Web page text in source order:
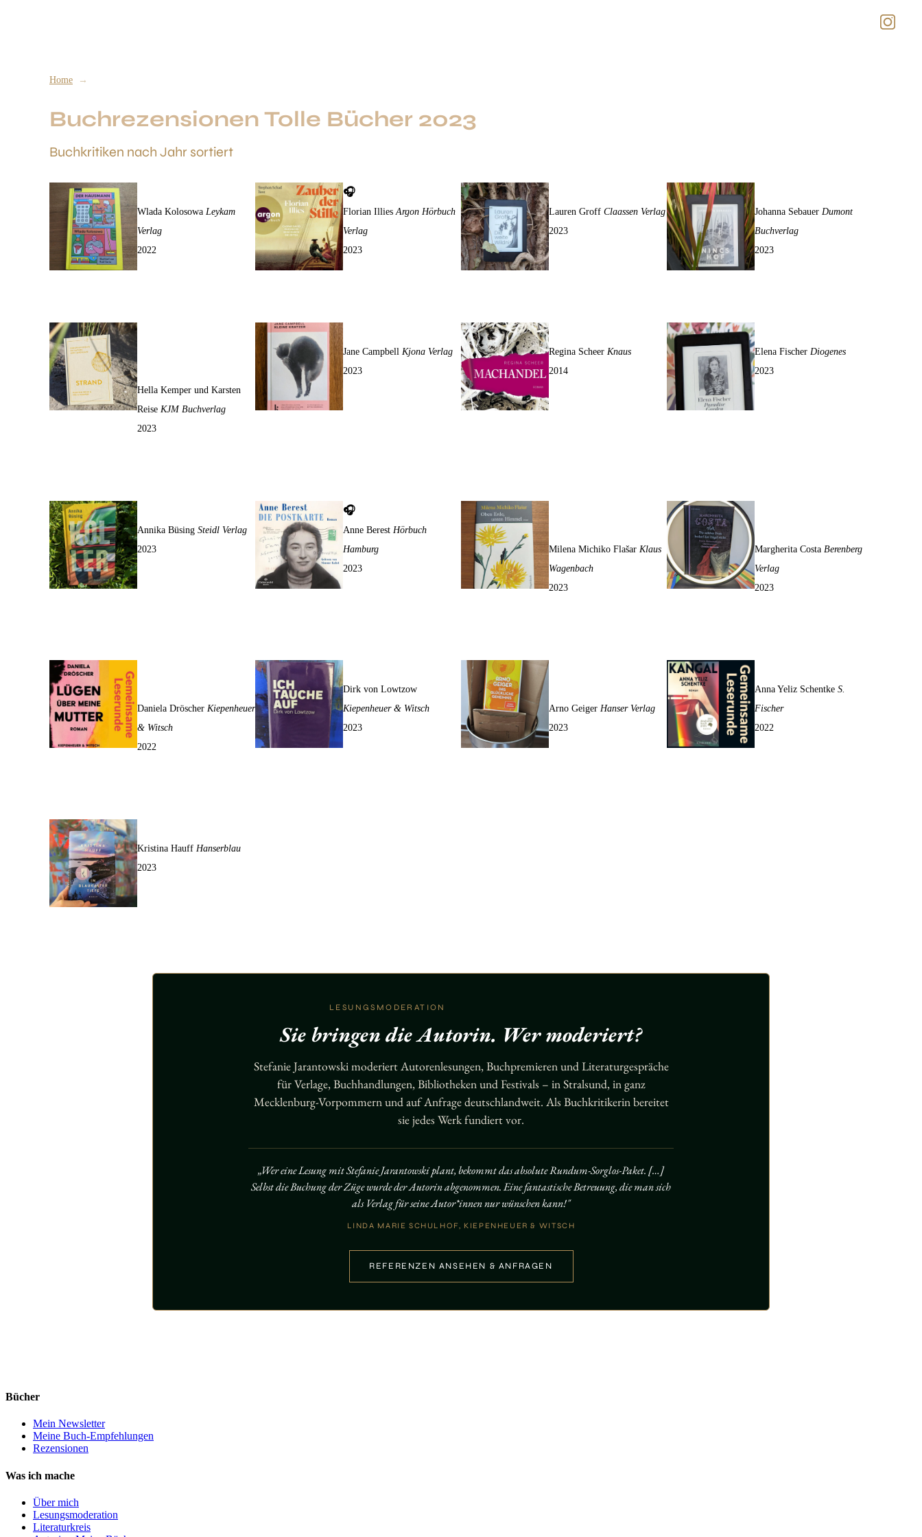
Home
Buchrezensionen Tolle Bücher 2023
Buchkritiken nach Jahr sortiert
Wlada Kolosowa Leykam
Verlag
2022
🎧
Florian Illies Argon Hörbuch
Verlag
2023
Lauren Groff Claassen Verlag
2023
Johanna Sebauer Dumont
Buchverlag
2023
Hella Kemper und Karsten
Reise KJM Buchverlag
2023
Jane Campbell Kjona Verlag
2023
Regina Scheer Knaus
2014
Elena Fischer Diogenes
2023
Annika Büsing Steidl Verlag
2023
🎧
Anne Berest Hörbuch
Hamburg
2023
Milena Michiko Flašar Klaus
Wagenbach
2023
Margherita Costa Berenberg
Verlag
2023
Daniela Dröscher Kiepenheuer
& Witsch
2022
Dirk von Lowtzow
Kiepenheuer & Witsch
2023
Arno Geiger Hanser Verlag
2023
Anna Yeliz Schentke S.
Fischer
2022
Kristina Hauff Hanserblau
2023
LESUNGSMODERATION
Sie bringen die Autorin. Wer moderiert?
Stefanie Jarantowski moderiert Autorenlesungen, Buchpremieren und Literaturgespräche
für Verlage, Buchhandlungen, Bibliotheken und Festivals – in Stralsund, in ganz
Mecklenburg-Vorpommern und auf Anfrage deutschlandweit. Als Buchkritikerin bereitet
sie jedes Werk fundiert vor.
„Wer eine Lesung mit Stefanie Jarantowski plant, bekommt das absolute Rundum-Sorglos-Paket. […]
Selbst die Buchung der Züge wurde der Autorin abgenommen. Eine fantastische Betreuung, die man sich
als Verlag für seine Autor*innen nur wünschen kann!"
LINDA MARIE SCHULHOF, KIEPENHEUER & WITSCH
REFERENZEN ANSEHEN & ANFRAGEN
Bücher
Mein Newsletter
Meine Buch-Empfehlungen
Rezensionen
Was ich mache
Über mich
Lesungsmoderation
Literaturkreis